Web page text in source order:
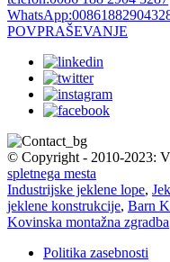
WhatsApp:
POVPRAŠEVANJE
© Copyright - 2010-2023:
spletnega mesta
Industrijske jeklene lope,
jeklene konstrukcije, Barn
Kovinska montažna zgradba
Politika zasebnosti